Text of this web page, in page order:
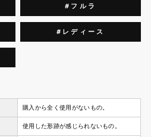
#フルラ
#レディース
購入から全く使用がないもの。
使用した形跡が感じられないもの。